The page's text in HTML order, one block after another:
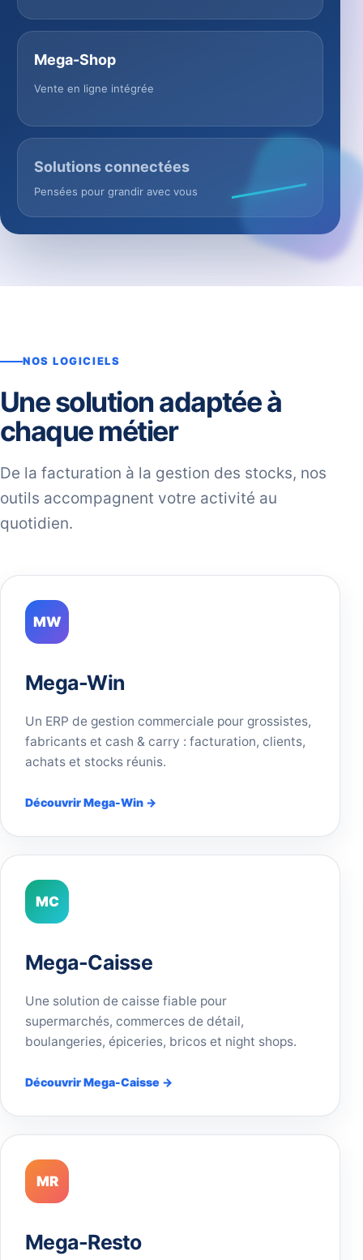
Mega-Shop
Vente en ligne intégrée
Solutions connectées
Pensées pour grandir avec vous
NOS LOGICIELS
Une solution adaptée à
chaque métier
De la facturation à la gestion des stocks, nos
outils accompagnent votre activité au
quotidien.
MW
Mega-Win
Un ERP de gestion commerciale pour grossistes,
fabricants et cash & carry : facturation, clients,
achats et stocks réunis.
Découvrir Mega-Win →
MC
Mega-Caisse
Une solution de caisse fiable pour
supermarchés, commerces de détail,
boulangeries, épiceries, bricos et night shops.
Découvrir Mega-Caisse →
MR
Mega-Resto